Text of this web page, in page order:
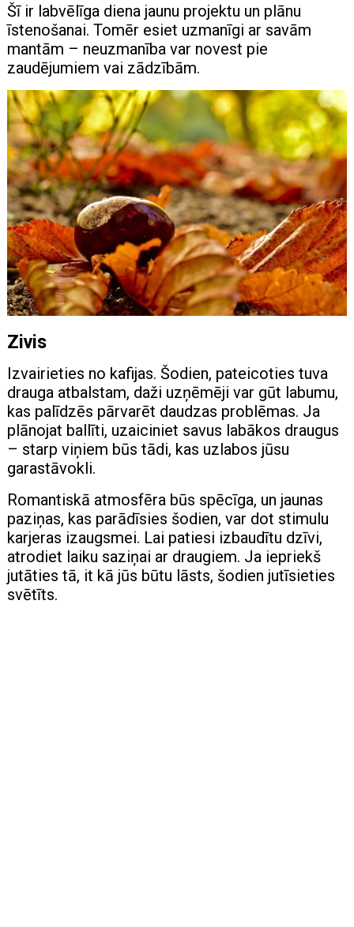
Šī ir labvēlīga diena jaunu projektu un plānu
īstenošanai. Tomēr esiet uzmanīgi ar savām
mantām – neuzmanība var novest pie
zaudējumiem vai zādzībām.
Zivis
Izvairieties no kafijas. Šodien, pateicoties tuva
drauga atbalstam, daži uzņēmēji var gūt labumu,
kas palīdzēs pārvarēt daudzas problēmas. Ja
plānojat ballīti, uzaiciniet savus labākos draugus
– starp viņiem būs tādi, kas uzlabos jūsu
garastāvokli.
Romantiskā atmosfēra būs spēcīga, un jaunas
paziņas, kas parādīsies šodien, var dot stimulu
karjeras izaugsmei. Lai patiesi izbaudītu dzīvi,
atrodiet laiku saziņai ar draugiem. Ja iepriekš
jutāties tā, it kā jūs būtu lāsts, šodien jutīsieties
svētīts.